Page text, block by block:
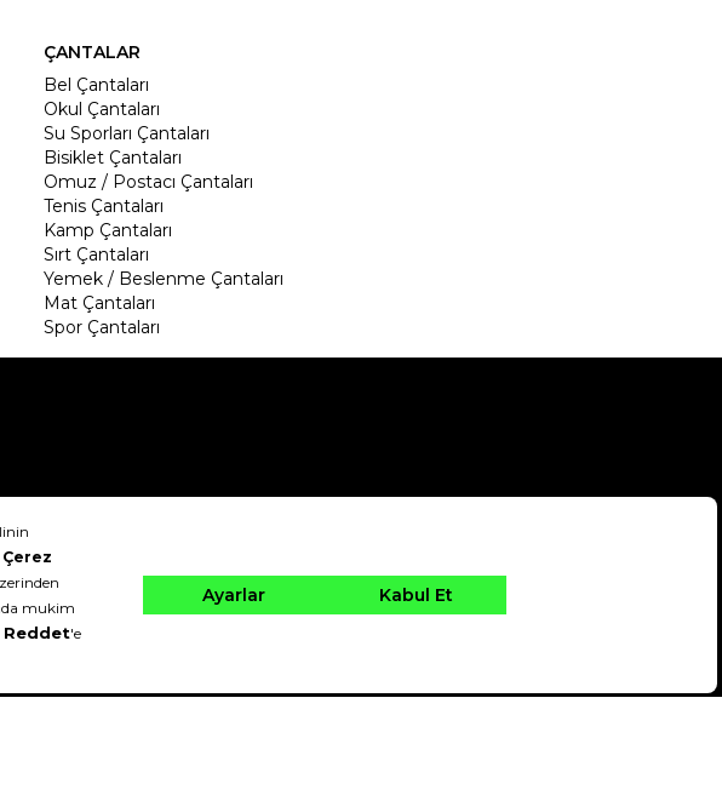
ÇANTALAR
Bel Çantaları
Okul Çantaları
Su Sporları Çantaları
Bisiklet Çantaları
Omuz / Postacı Çantaları
Tenis Çantaları
Kamp Çantaları
Sırt Çantaları
Yemek / Beslenme Çantaları
Mat Çantaları
Spor Çantaları